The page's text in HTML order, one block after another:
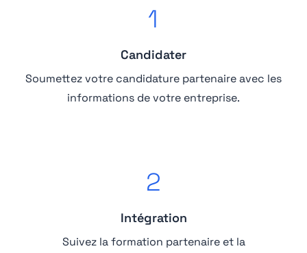
1
Candidater
Soumettez votre candidature partenaire avec les
informations de votre entreprise.
2
Intégration
Suivez la formation partenaire et la